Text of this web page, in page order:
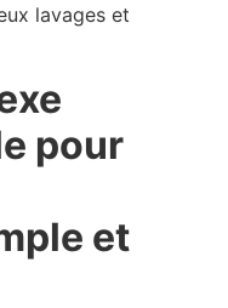
lavages et
pour
et